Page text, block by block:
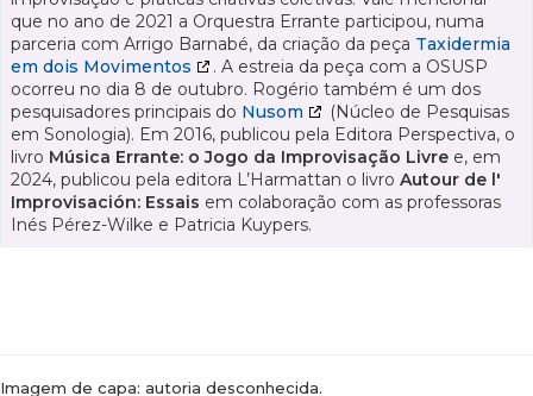
que no ano de 2021 a Orquestra Errante participou, numa
parceria com Arrigo Barnabé, da criação da peça Taxidermia
em dois Movimentos
. A estreia da peça com a OSUSP
ocorreu no dia 8 de outubro. Rogério também é um dos
pesquisadores principais do Nusom
(Núcleo de Pesquisas
em Sonologia). Em 2016, publicou pela Editora Perspectiva, o
livro Música Errante: o Jogo da Improvisação Livre e, em
2024, publicou pela editora L’Harmattan o livro Autour de l'
Improvisación: Essais em colaboração com as professoras
Inés Pérez-Wilke e Patricia Kuypers.
Imagem de capa: autoria desconhecida.